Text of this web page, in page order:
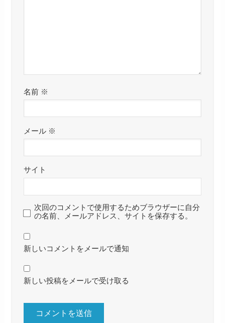
名前 ※
メール ※
サイト
次回のコメントで使用するためブラウザーに自分
の名前、メールアドレス、サイトを保存する。
新しいコメントをメールで通知
新しい投稿をメールで受け取る